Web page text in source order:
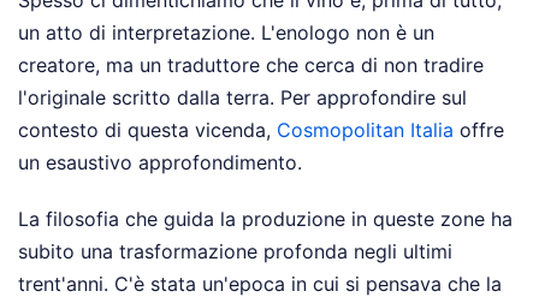
un atto di interpretazione. L'enologo non è un
creatore, ma un traduttore che cerca di non tradire
l'originale scritto dalla terra. Per approfondire sul
contesto di questa vicenda, Cosmopolitan Italia offre
un esaustivo approfondimento.
La filosofia che guida la produzione in queste zone ha
subito una trasformazione profonda negli ultimi
trent'anni. C'è stata un'epoca in cui si pensava che la